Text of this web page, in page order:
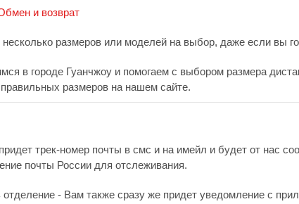
и возврат
размеров или моделей на выбор, даже если вы
в городе Гуанчжоу и помогаем с выбором размера
размеров на нашем сайте.
трек-номер почты в смс и на имейл и будет от нас
почты России для отслеживания.
- Вам также сразу же придет уведомление с